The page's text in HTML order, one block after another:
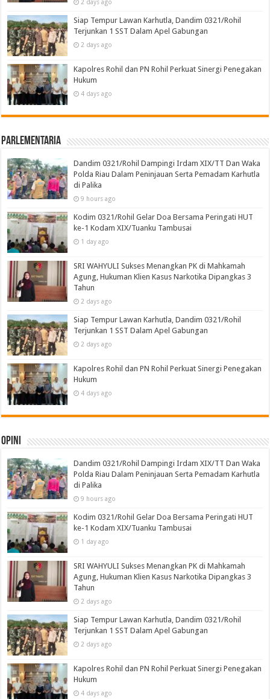
2 days ago
Siap Tempur Lawan Karhutla, Dandim 0321/Rohil
Terjunkan 1 SST Dalam Apel Gabungan
2 days ago
Kapolres Rohil dan PN Rohil Perkuat Sinergi Penegakan
Hukum
4 days ago
Parlementaria
Dandim 0321/Rohil Dampingi Irdam XIX/TT Dan Waka
Polda Riau Dalam Peninjauan Serta Pemadam Karhutla
di Palika
9 hours ago
Kodim 0321/Rohil Gelar Doa Bersama Peringati HUT
ke-1 Kodam XIX/Tuanku Tambusai
1 day ago
SRI WAHYULI Sukses Menangkan PK di Mahkamah
Agung, Hukuman Klien Kasus Narkotika Dipangkas 3
Tahun
2 days ago
Siap Tempur Lawan Karhutla, Dandim 0321/Rohil
Terjunkan 1 SST Dalam Apel Gabungan
2 days ago
Kapolres Rohil dan PN Rohil Perkuat Sinergi Penegakan
Hukum
4 days ago
Opini
Dandim 0321/Rohil Dampingi Irdam XIX/TT Dan Waka
Polda Riau Dalam Peninjauan Serta Pemadam Karhutla
di Palika
9 hours ago
Kodim 0321/Rohil Gelar Doa Bersama Peringati HUT
ke-1 Kodam XIX/Tuanku Tambusai
1 day ago
SRI WAHYULI Sukses Menangkan PK di Mahkamah
Agung, Hukuman Klien Kasus Narkotika Dipangkas 3
Tahun
2 days ago
Siap Tempur Lawan Karhutla, Dandim 0321/Rohil
Terjunkan 1 SST Dalam Apel Gabungan
2 days ago
Kapolres Rohil dan PN Rohil Perkuat Sinergi Penegakan
Hukum
4 days ago